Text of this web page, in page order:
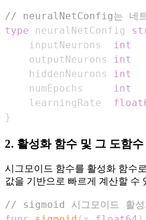
// neuralNetConfig는 네트
type neuralNetConfig
    inputNeurons
int
    outputNeurons
int
    hiddenNeurons
int
    numEpochs
int
    learningRate
}
2. 활성화 함수 및 그 도함수
시그모이드 함수를 활성화 함수
값을 기반으로 빠르게 계산할 수
// sigmoid 시그모이드 활성